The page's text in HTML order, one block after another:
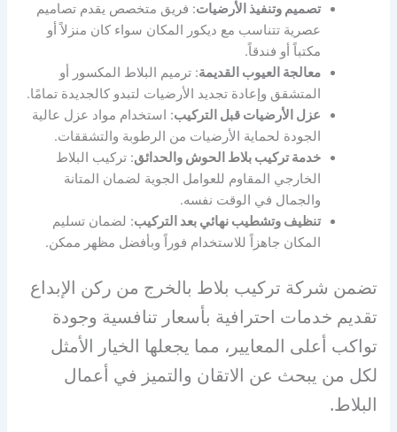
تصميم وتنفيذ الأرضيات: فريق متخصص يقدم تصاميم
عصرية تتناسب مع ديكور المكان سواء كان منزلاً أو
مكتباً أو فندقاً.
معالجة العيوب القديمة: ترميم البلاط المكسور أو
المتشقق وإعادة تجديد الأرضيات لتبدو كالجديدة تمامًا.
عزل الأرضيات قبل التركيب: استخدام مواد عزل عالية
الجودة لحماية الأرضيات من الرطوبة والتشققات.
خدمة تركيب بلاط الحوش والحدائق: تركيب البلاط
الخارجي المقاوم للعوامل الجوية لضمان المتانة
والجمال في الوقت نفسه.
تنظيف وتشطيب نهائي بعد التركيب: لضمان تسليم
المكان جاهزاً للاستخدام فوراً وبأفضل مظهر ممكن.
تضمن شركة تركيب بلاط بالخرج من ركن الإبداع
تقديم خدمات احترافية بأسعار تنافسية وجودة
تواكب أعلى المعايير، مما يجعلها الخيار الأمثل
لكل من يبحث عن الاتقان والتميز في أعمال
البلاط.